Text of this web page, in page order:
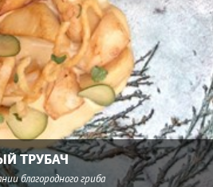
ТРУБАЧ
благородного гриба